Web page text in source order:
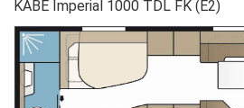
KABE Imperial 1000 TDL FK (E2)